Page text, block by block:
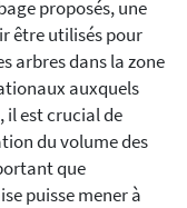
proposés, une
être utilisés pour
arbres dans la zone
auxquels
il est crucial de
du volume des
que
puisse mener à